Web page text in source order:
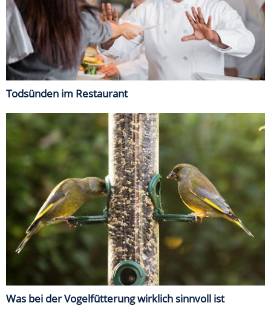
Todsünden im Restaurant
Was bei der Vogelfütterung wirklich sinnvoll ist